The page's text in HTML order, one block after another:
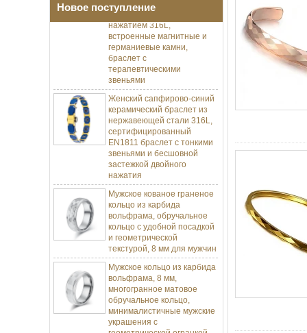
Новое поступление
нажатием 316L,
встроенные магнитные и
германиевые камни,
браслет с
терапевтическими
звеньями
Женский сапфирово-синий
керамический браслет из
нержавеющей стали 316L,
сертифицированный
EN1811 браслет с тонкими
звеньями и бесшовной
застежкой двойного
нажатия
Мужское кованое граненое
кольцо из карбида
вольфрама, обручальное
кольцо с удобной посадкой
и геометрической
текстурой, 8 мм для мужчин
Мужское кольцо из карбида
вольфрама, 8 мм,
многогранное матовое
обручальное кольцо,
минималистичные мужские
украшения с
геометрической огранкой